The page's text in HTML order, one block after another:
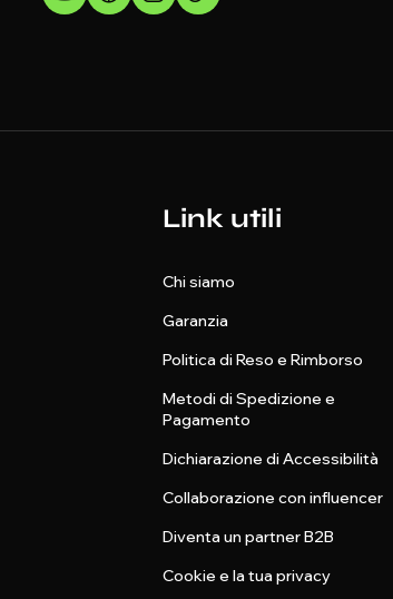
Link utili
Chi siamo
Garanzia
Politica di Reso e Rimborso
Metodi di Spedizione e
Pagamento
Dichiarazione di Accessibilità
Collaborazione con influencer
Diventa un partner B2B
Cookie e la tua privacy